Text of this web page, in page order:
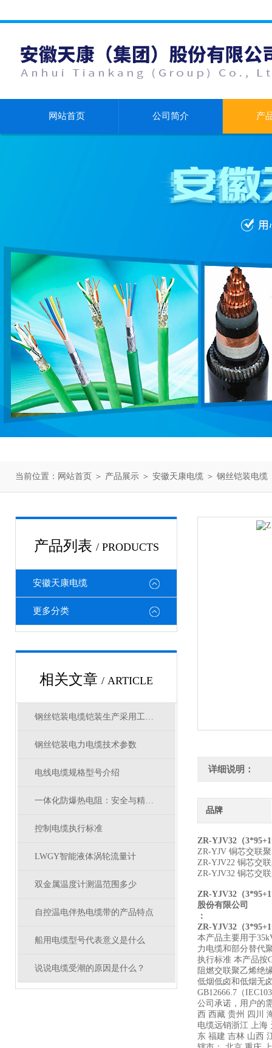
网站首页 公司简介 产
当前位置： 网站首页 ＞ 产品展示 ＞ 安徽天康电缆 ＞ 钢丝铠装电缆
产品列表 / PRODUCTS
安徽天康电缆
更多分类
相关文章 / ARTICLE
钢丝铠装电缆铠装生产采用工艺标准
钢丝铠装电力电缆技术参数
电线电缆规格型号介绍
一体化防爆热电阻：安全与精准测温的保障
控制电缆执行标准
LWGY智能液体涡轮流量计
双金属温度计测温范围多少
自控温电伴热电缆带的产品特点
船用电缆型号代表意义是什么
说说电缆受潮的原因是什么？
详细说明：
品牌
ZR-YJV32（
ZR-YJV 铜芯交联
ZR-YJV22 铜芯交
ZR-YJV32 铜芯交
ZR-YJV32（
股份有限公司
：
ZR-YJV32（
本产品主要用于
力电缆和部分替代
执行标准 本产品按
阻燃交联聚乙烯绝
低烟低卤和低烟无
GB12666.7（
公司承诺，用户的
西 西藏 贵州 四川
电缆远销浙江 上海
东 福建 吉林 山西